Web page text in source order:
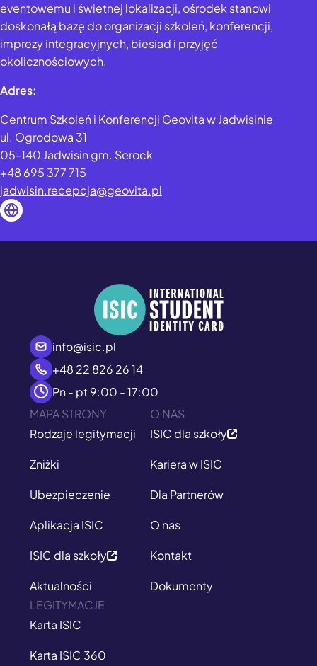
eventowemu i świetnej lokalizacji, ośrodek stanowi
doskonałą bazę do organizacji szkoleń, konferencji,
imprezy integracyjnych, biesiad i przyjęć
okolicznościowych.
Adres:
Centrum Szkoleń i Konferencji Geovita w Jadwisinie
ul. Ogrodowa 31
05-140 Jadwisin gm. Serock
+48 695 377 715
jadwisin.recepcja@geovita.pl
info@isic.pl
+48 22 826 26 14
Pn - pt 9:00 - 17:00
MAPA STRONY
Rodzaje legitymacji
Zniżki
Ubezpieczenie
Aplikacja ISIC
ISIC dla szkoły
Aktualności
O NAS
ISIC dla szkoły
Kariera w ISIC
Dla Partnerów
O nas
Kontakt
Dokumenty
LEGITYMACJE
Karta ISIC
Karta ISIC 360